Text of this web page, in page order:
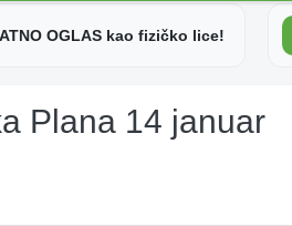
OGLAS kao fizičko lice!
Plana 14 januar